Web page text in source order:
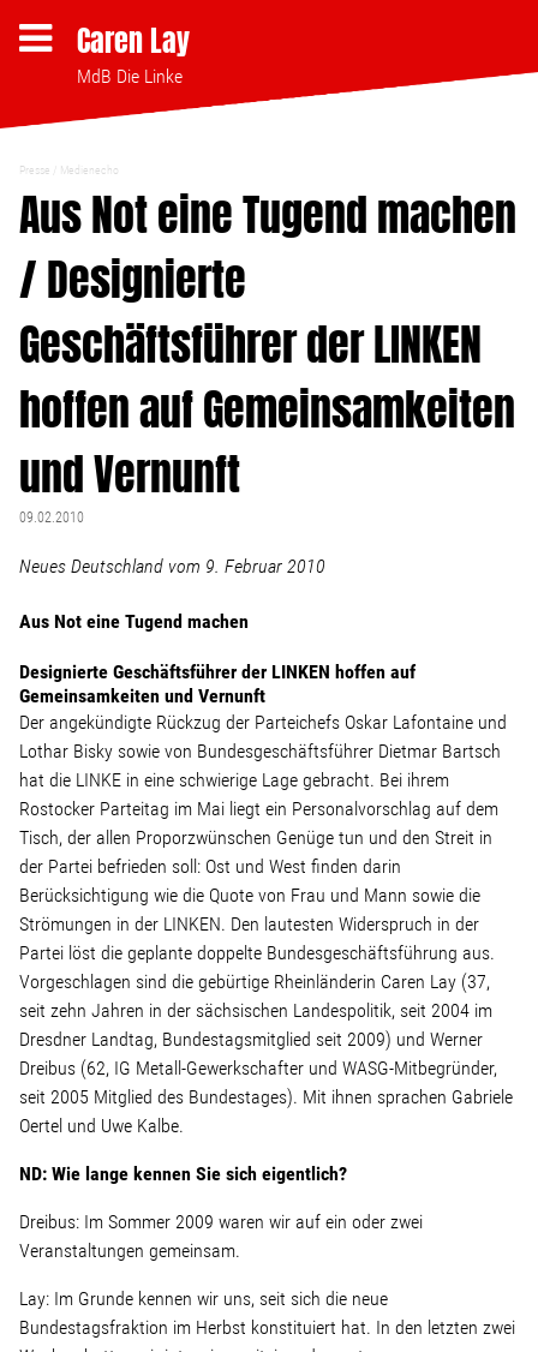
Caren Lay
MdB Die Linke
Themen
Bezahlbares Wohnen
Clubsterben stoppen
Strukturwandel
Bodenpolitik
Wahlkreis
Pressemitteilungen
Presse
Pressebilder
Service
Termine
Transparenz
Presse Medienecho
Aus Not eine Tugend machen
/ Designierte
Geschäftsführer der LINKEN
hoffen auf Gemeinsamkeiten
und Vernunft
09.02.2010
Neues Deutschland vom 9. Februar 2010
Aus Not eine Tugend machen
Designierte Geschäftsführer der LINKEN hoffen auf
Gemeinsamkeiten und Vernunft
Der angekündigte Rückzug der Parteichefs Oskar Lafontaine und
Lothar Bisky sowie von Bundesgeschäftsführer Dietmar Bartsch
hat die LINKE in eine schwierige Lage gebracht. Bei ihrem
Rostocker Parteitag im Mai liegt ein Personalvorschlag auf dem
Tisch, der allen Proporzwünschen Genüge tun und den Streit in
der Partei befrieden soll: Ost und West finden darin
Berücksichtigung wie die Quote von Frau und Mann sowie die
Strömungen in der LINKEN. Den lautesten Widerspruch in der
Partei löst die geplante doppelte Bundesgeschäftsführung aus.
Vorgeschlagen sind die gebürtige Rheinländerin Caren Lay (37,
seit zehn Jahren in der sächsischen Landespolitik, seit 2004 im
Dresdner Landtag, Bundestagsmitglied seit 2009) und Werner
Dreibus (62, IG Metall-Gewerkschafter und WASG-Mitbegründer,
seit 2005 Mitglied des Bundestages). Mit ihnen sprachen Gabriele
Oertel und Uwe Kalbe.
ND: Wie lange kennen Sie sich eigentlich?
Dreibus: Im Sommer 2009 waren wir auf ein oder zwei
Veranstaltungen gemeinsam.
Lay: Im Grunde kennen wir uns, seit sich die neue
Bundestagsfraktion im Herbst konstituiert hat. In den letzten zwei